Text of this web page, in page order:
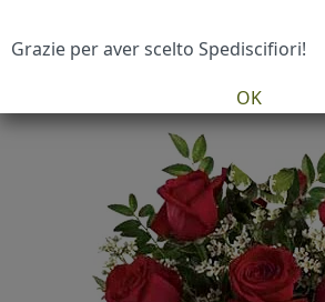
Confezione
Grazie per aver scelto Spediscifiori!
OK